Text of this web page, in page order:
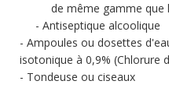
de même gamme que
Antiseptique alcoolique
Ampoules ou dosettes
isotonique à 0,9% (Chlorure
Tondeuse ou ciseaux